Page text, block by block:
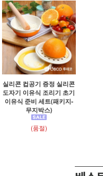
실리콘 컵공기 증정 실리콘
도자기 이유식 조리기 초기
이유식 준비 세트(패키지-
무지박스)
(품절)